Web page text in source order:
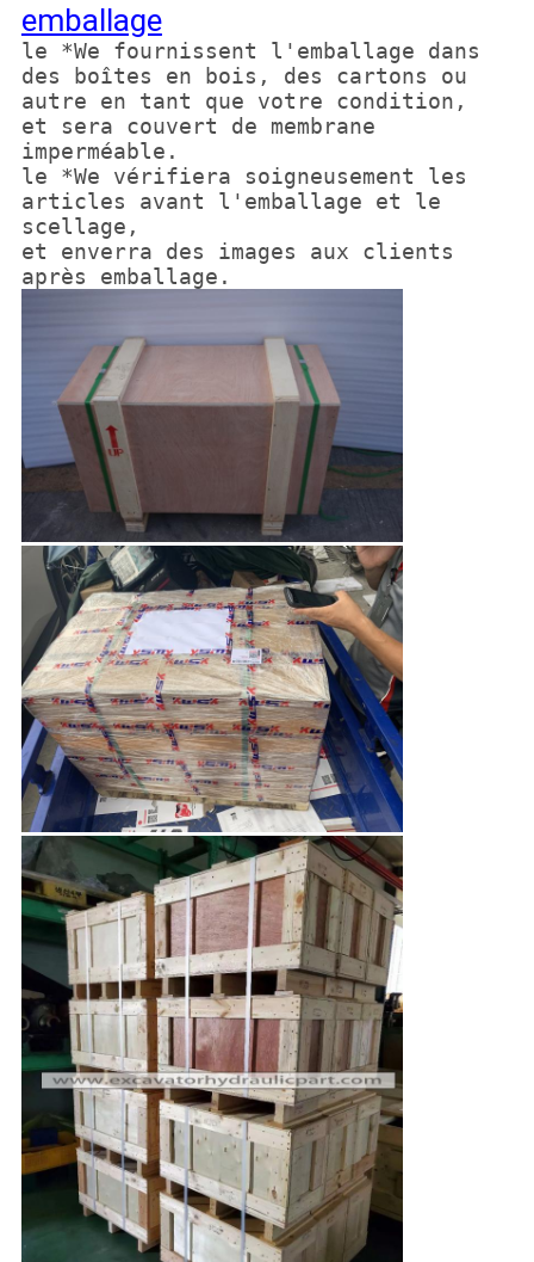
emballage
le *We fournissent l'emballage dans
des boîtes en bois, des cartons ou
autre en tant que votre condition,
et sera couvert de membrane
imperméable.
le *We vérifiera soigneusement les
articles avant l'emballage et le
scellage,
et enverra des images aux clients
après emballage.